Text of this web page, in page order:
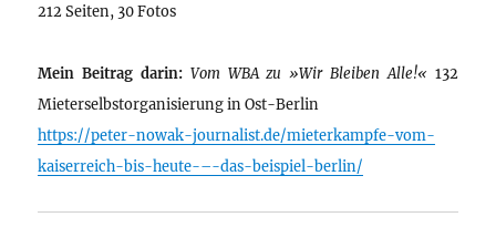
212 Seiten, 30 Fotos
Mein Beitrag darin: Vom WBA zu »Wir Bleiben Alle!« 132
Mieterselbstorganisierung in Ost-Berlin
https://peter-nowak-journalist.de/mieterkampfe-vom-
kaiserreich-bis-heute-–-das-beispiel-berlin/